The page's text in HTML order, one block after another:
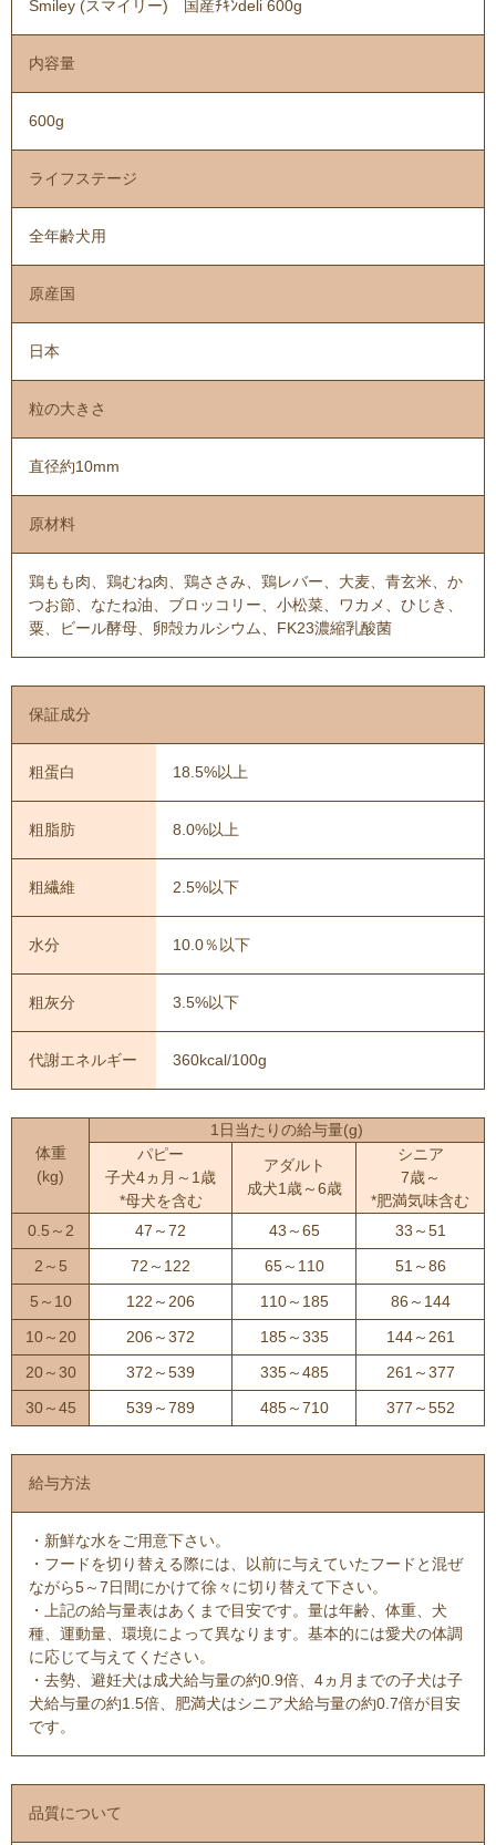
Smiley (スマイリー) 国産ﾁｷﾝdeli 600g
内容量
600g
ライフステージ
全年齢犬用
原産国
日本
粒の大きさ
直径約10mm
原材料
鶏もも肉、鶏むね肉、鶏ささみ、鶏レバー、大麦、青玄米、か
つお節、なたね油、ブロッコリー、小松菜、ワカメ、ひじき、
粟、ビール酵母、卵殻カルシウム、FK23濃縮乳酸菌
保証成分
粗蛋白 18.5%以上
粗脂肪 8.0%以上
粗繊維 2.5%以下
水分 10.0％以下
粗灰分 3.5%以下
代謝エネルギー 360kcal/100g
体重
(kg)
1日当たりの給与量(g)
パピー
子犬4ヵ月～1歳
*母犬を含む
アダルト
成犬1歳～6歳
シニア
7歳～
*肥満気味含む
0.5～2
47～72 43～65
33～51
2～5
72～122 65～110
51～86
5～10
122～206 110～185
86～144
10～20
206～372 185～335
144～261
20～30
372～539 335～485
261～377
30～45
539～789 485～710 377～552
給与方法
・新鮮な水をご用意下さい。
・フードを切り替える際には、以前に与えていたフードと混ぜ
ながら5～7日間にかけて徐々に切り替えて下さい。
・上記の給与量表はあくまで目安です。量は年齢、体重、犬
種、運動量、環境によって異なります。基本的には愛犬の体調
に応じて与えてください。
・去勢、避妊犬は成犬給与量の約0.9倍、4ヵ月までの子犬は子
犬給与量の約1.5倍、肥満犬はシニア犬給与量の約0.7倍が目安
です。
品質について